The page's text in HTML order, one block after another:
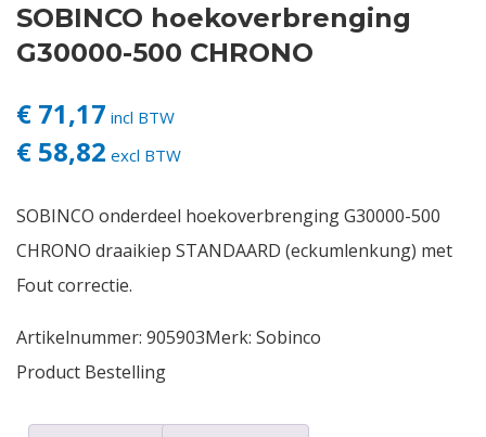
Login
SOBINCO hoekoverbrenging
G30000-500 CHRONO
€ 71,17 incl BTW
€ 58,82 excl BTW
SOBINCO onderdeel hoekoverbrenging G30000-500
CHRONO draaikiep STANDAARD (eckumlenkung) met
Fout correctie.
Artikelnummer: 905903Merk: Sobinco
Product Bestelling